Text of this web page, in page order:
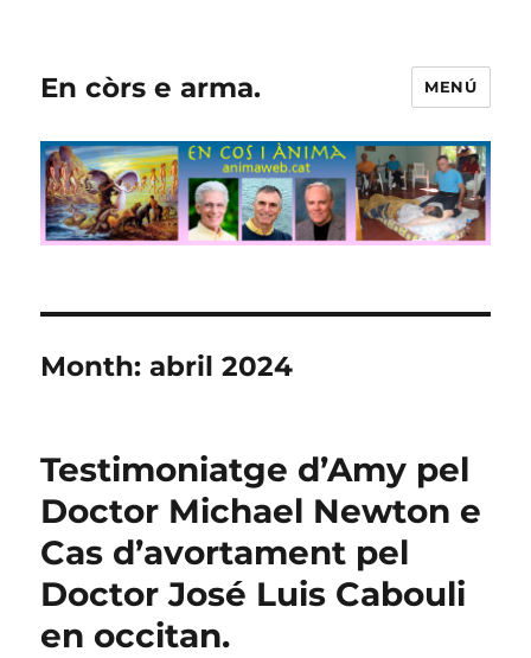
En còrs e arma. MENÚ
Month:abril 2024
Testimoniatge d’Amy pel
Doctor Michael Newton e
Cas d’avortament pel
Doctor José Luis Cabouli
en occitan.